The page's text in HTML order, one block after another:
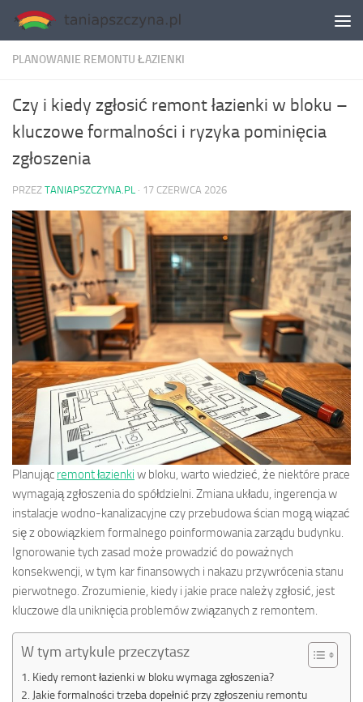
Skip to content
PLANOWANIE REMONTU ŁAZIENKI
Czy i kiedy zgłosić remont łazienki w bloku –
kluczowe formalności i ryzyka pominięcia
zgłoszenia
PRZEZ TANIAPSZCZYNA.PL · 17 CZERWCA 2026
Planując remont łazienki w bloku, warto wiedzieć, że niektóre prace
wymagają zgłoszenia do spółdzielni. Zmiana układu, ingerencja w
instalacje wodno-kanalizacyjne czy przebudowa ścian mogą wiązać
się z obowiązkiem formalnego poinformowania zarządu budynku.
Ignorowanie tych zasad może prowadzić do poważnych
konsekwencji, w tym kar finansowych i nakazu przywrócenia stanu
pierwotnego. Zrozumienie, kiedy i jakie prace należy zgłosić, jest
kluczowe dla uniknięcia problemów związanych z remontem.
W tym artykule przeczytasz
Kiedy remont łazienki w bloku wymaga zgłoszenia?
Jakie formalności trzeba dopełnić przy zgłoszeniu remontu